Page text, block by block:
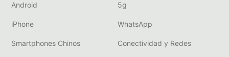
Android 5g
iPhone WhatsApp
Smartphones Chinos Conectividad y Redes